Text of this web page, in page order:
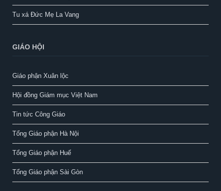
Tu xá Đức Mẹ La Vang
GIÁO HỘI
Giáo phận Xuân lộc
Hội đồng Giám mục Việt Nam
Tin tức Công Giáo
Tổng Giáo phận Hà Nội
Tổng Giáo phận Huế
Tổng Giáo phận Sài Gòn